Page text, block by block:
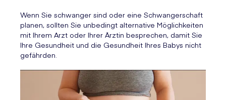
Wenn Sie schwanger sind oder eine Schwangerschaft
planen, sollten Sie unbedingt alternative Möglichkeiten
mit Ihrem Arzt oder Ihrer Ärztin besprechen, damit Sie
Ihre Gesundheit und die Gesundheit Ihres Babys nicht
gefährden.